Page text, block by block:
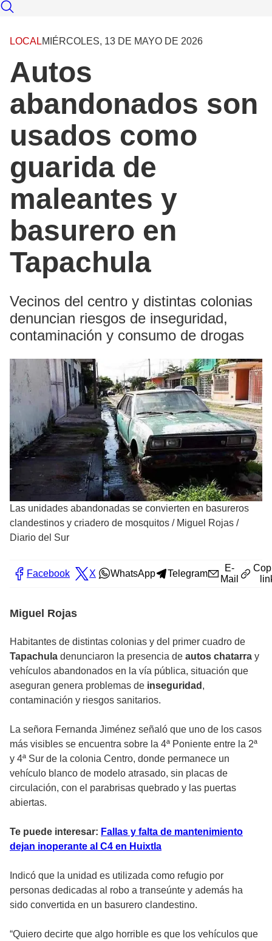
LOCALMIÉRCOLES, 13 DE MAYO DE 2026
Autos
abandonados son
usados como
guarida de
maleantes y
basurero en
Tapachula
Vecinos del centro y distintas colonias
denuncian riesgos de inseguridad,
contaminación y consumo de drogas
Las unidades abandonadas se convierten en basureros
clandestinos y criadero de mosquitos / Miguel Rojas /
Diario del Sur
Facebook X WhatsApp Telegram
E-
Mail
Miguel Rojas
Habitantes de distintas colonias y del primer cuadro de
Tapachula denunciaron la presencia de autos chatarra y
vehículos abandonados en la vía pública, situación que
aseguran genera problemas de inseguridad ,
contaminación y riesgos sanitarios.
La señora Fernanda Jiménez señaló que uno de los casos
más visibles se encuentra sobre la 4ª Poniente entre la 2ª
y 4ª Sur de la colonia Centro, donde permanece un
vehículo blanco de modelo atrasado, sin placas de
circulación, con el parabrisas quebrado y las puertas
abiertas.
Te puede interesar: Fallas y falta de mantenimiento
dejan inoperante al C4 en Huixtla
Indicó que la unidad es utilizada como refugio por
personas dedicadas al robo a transeúnte y además ha
sido convertida en un basurero clandestino.
“Quiero decirte que algo horrible es que los vehículos que